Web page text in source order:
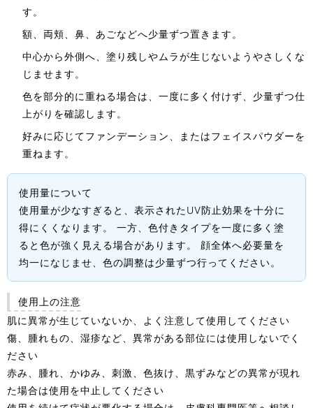
す。
額、両頬、鼻、あごなどへ少量ずつ置きます。
中心から外側へ、塗り残しやムラが生じないようやさしくな
じませます。
色を部分的に重ねる場合は、一度に多く付けず、少量ずつ仕
上がりを確認します。
好みに応じてファンデーション、またはフェイスパウダーを
重ねます。
使用量について
使用量が少なすぎると、表示されたUV防止効果を十分に
得にくくなります。 一方、色付きタイプを一度に多く塗
ると色が強く見える場合があります。 顔全体へ必要量を
均一になじませ、色の調整は少量ずつ行ってください。
使用上の注意
肌に異常が生じていないか、よく注意して使用してください
傷、腫れもの、湿疹など、異常がある部位には使用しないでく
ださい
赤み、腫れ、かゆみ、刺激、色抜け、黒ずみなどの異常が現れ
た場合は使用を中止してください